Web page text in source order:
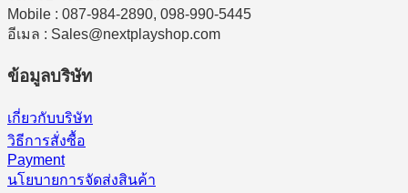
Mobile : 087-984-2890, 098-990-5445
อีเมล : Sales@nextplayshop.com
ข้อมูลบริษัท
เกี่ยวกับบริษัท
วิธีการสั่งซื้อ
Payment
นโยบายการจัดส่งสินค้า